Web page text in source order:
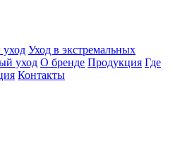
Уход в экстремальных
уход О бренде Продукция Где
Контакты